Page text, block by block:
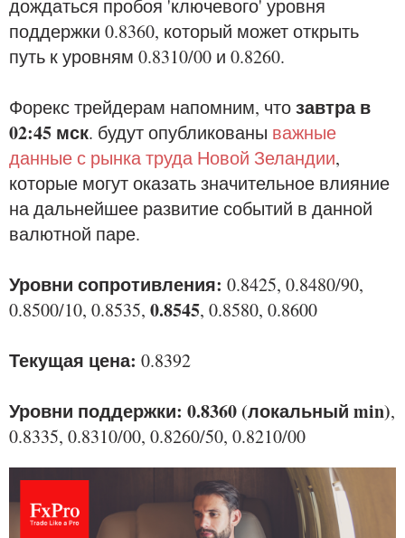
дождаться пробоя 'ключевого' уровня
поддержки 0.8360, который может открыть
путь к уровням 0.8310/00 и 0.8260.
Форекс трейдерам напомним, чтозавтра в
02:45 мск. будут опубликованы важные
данные с рынка труда Новой Зеландии,
которые могут оказать значительное влияние
на дальнейшее развитие событий в данной
валютной паре.
Уровни сопротивления: 0.8425, 0.8480/90,
0.8500/10, 0.8535, 0.8545, 0.8580, 0.8600
Текущая цена: 0.8392
Уровни поддержки: 0.8360 (локальный min),
0.8335, 0.8310/00, 0.8260/50, 0.8210/00